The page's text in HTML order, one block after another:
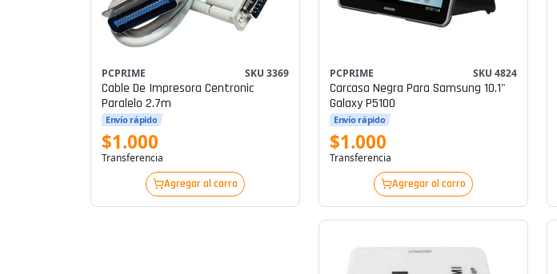
PCPRIME SKU 3369
Cable De Impresora Centronic
Paralelo 2.7m
Envío rápido
$1.000
Transferencia
Agregar al carro
PCPRIME SKU 4824
Carcasa Negra Para Samsung 10.1"
Galaxy P5100
Envío rápido
$1.000
Transferencia
Agregar al carro